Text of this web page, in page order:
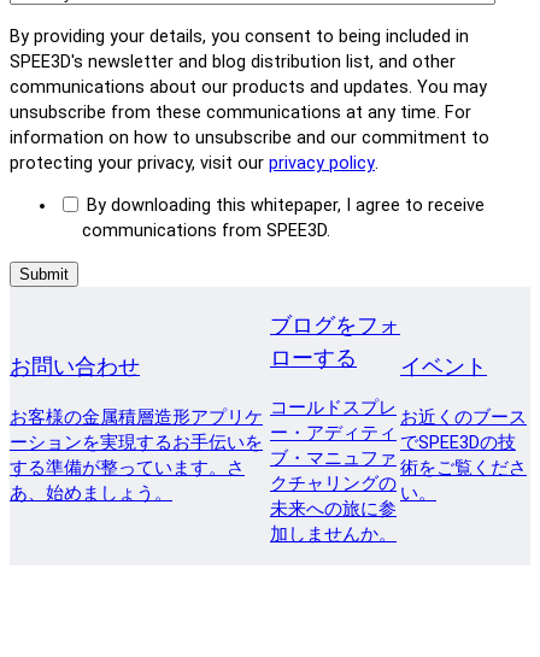
By providing your details, you consent to being included in
SPEE3D's newsletter and blog distribution list, and other
communications about our products and updates. You may
unsubscribe from these communications at any time. For
information on how to unsubscribe and our commitment to
protecting your privacy, visit our privacy policy.
By downloading this whitepaper, I agree to receive
communications from SPEE3D.
お問い合わせ
お客様の金属積層造形アプリケ
ーションを実現するお手伝いを
する準備が整っています。さ
あ、始めましょう。
ブログをフォ
ローする
コールドスプレ
ー・アディティ
ブ・マニュファ
クチャリングの
未来への旅に参
加しませんか。
イベント
お近くのブース
でSPEE3Dの技
術をご覧くださ
い。